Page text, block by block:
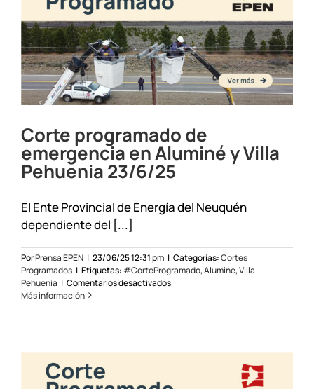
Pehuenia-
Moquehue
26/6/25
Corte programado de
emergencia en Aluminé y Villa
Pehuenia 23/6/25
El Ente Provincial de Energía del Neuquén
dependiente del [...]
PorPrensa EPEN | 23/06/25 12:31 pm | Categorías:Cortes
Programados | Etiquetas: #CorteProgramado,Alumine,Villa
Pehuenia | Comentarios desactivadosen
programado
Villa
Más información